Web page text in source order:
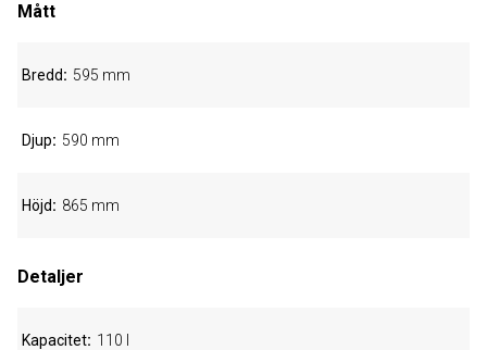
Mått
Bredd 595 mm
Djup 590 mm
Höjd 865 mm
Detaljer
Kapacitet 110 l